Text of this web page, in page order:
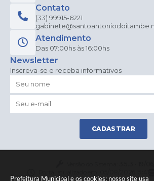
Prefeitura Municipal e os cookies: nosso site usa
Contato
(33) 99915-6221
Atendimento
Das 07:00hs às 16:00hs
Newsletter
Inscreva-se e receba informativos
CADASTRAR